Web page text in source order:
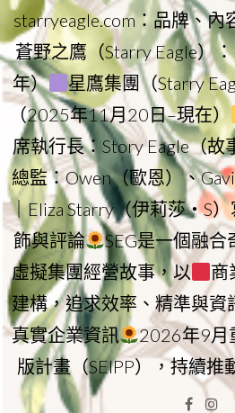
starryeagle.com：品牌、內
蒼野之鷹（Starry Eagle）
年）
星鷹集團（Starry
（2025年11月20日–現在）
席執行長：Story Eagle（故
總監：Owen（歐恩）、
｜Eliza Starry（伊莉莎・S
飾與評論
SEG是一個融
虛擬集團經營故事，以
商
建構，追求效率、精準與資
真實企業資訊
2026年9月
版計畫（SEIPP），持續推